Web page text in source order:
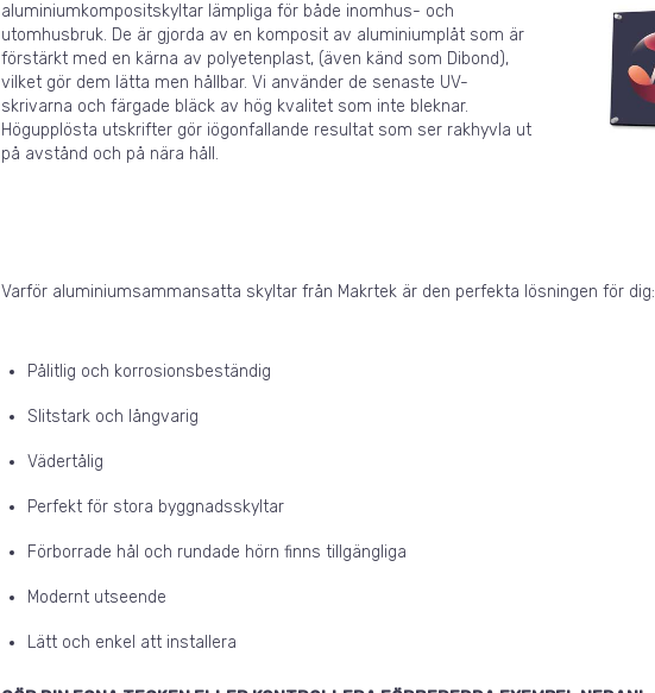
aluminiumkompositskyltar lämpliga för både inomhus- och
utomhusbruk. De är gjorda av en komposit av aluminiumplåt som är
förstärkt med en kärna av polyetenplast, (även känd som Dibond),
vilket gör dem lätta men hållbar. Vi använder de senaste UV-
skrivarna och färgade bläck av hög kvalitet som inte bleknar.
Högupplösta utskrifter gör iögonfallande resultat som ser rakhyvla ut
på avstånd och på nära håll.
Varför aluminiumsammansatta skyltar från Makrtek är den perfekta lösningen för dig:
Pålitlig och korrosionsbeständig
Slitstark och långvarig
Vädertålig
Perfekt för stora byggnadsskyltar
Förborrade hål och rundade hörn finns tillgängliga
Modernt utseende
Lätt och enkel att installera